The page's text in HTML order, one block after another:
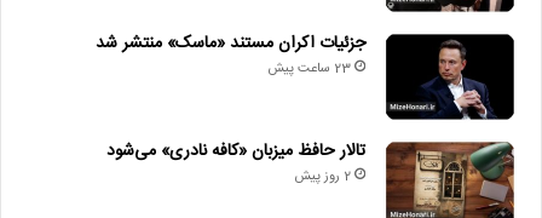
جزئیات اکران مستند «ماسک» منتشر شد
23 ساعت پیش
تالار حافظ میزبان «کافه نادری» می‌شود
2 روز پیش